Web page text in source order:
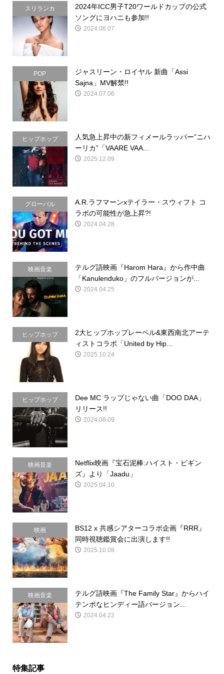
スリランカ
2024年ICC男子T20ワールドカップの公式
ソングにヨハニも参加!!
2024.06.07
POP
ジャスリーン・ロイヤル 新曲「Assi
Sajna」MV解禁!!
2024.07.06
ヒップホップ
人気急上昇中の新フィメールラッパー”ニハ
ーリカ”「VAARE VAA...
2025.12.09
グローバル
A.R.ラフマーンxテイラー・スウィフト コ
ラボの可能性が急上昇?!
2024.04.28
映画音楽
テルグ語映画『Harom Hara』から作中曲
「Kanulenduko」のフルバージョンが...
2024.04.25
ヒップホップ
2大ヒップホップレーベル&東西南北アーテ
ィストコラボ「United by Hip...
2025.10.24
ヒップホップ
Dee MC ラップじゃない曲「DOO DAA」
リリース!!
2024.08.09
映画音楽
Netflix映画『宝石泥棒:ハイスト・ビギン
ズ』より「Jaadu」
2025.04.10
映画
BS12 x 共感シアターコラボ企画『RRR』
同時視聴鑑賞会に出演します!!
2025.10.08
映画音楽
テルグ語映画『The Family Star』からハイ
テンポなヒンディー語バージョン...
2024.04.22
特集記事